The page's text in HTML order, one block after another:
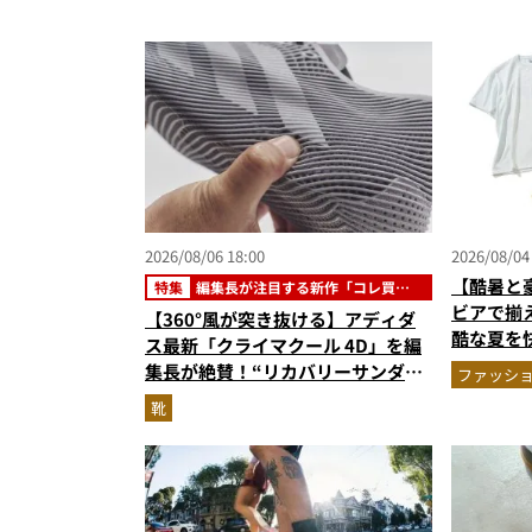
2026/08/06 18:00
特集
編集長が注目する新作「コレ買い
です」
【360°風が突き抜ける】アディダ
ス最新「クライマクール 4D」を編
集長が絶賛！“リカバリーサンダル
級に快適”な3Dプリントスニーカー
『コレ買いです』Vol.173
靴
2026/08/
【酷暑
ビアで揃
酷な夏を
エア」セ
ファッシ